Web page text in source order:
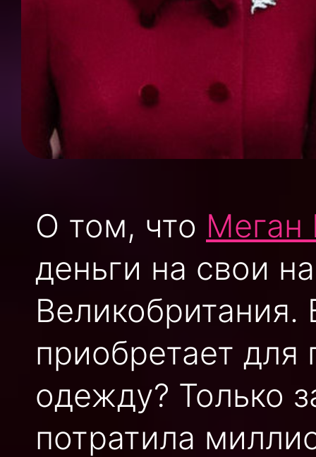
О том, что Меган
деньги на свои
Великобритания.
приобретает для
одежду? Только
потратила